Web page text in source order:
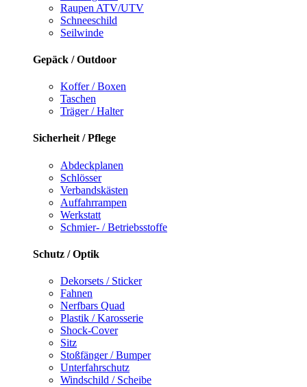
Raupen ATV/UTV
Schneeschild
Seilwinde
Gepäck / Outdoor
Koffer / Boxen
Taschen
Träger / Halter
Sicherheit / Pflege
Abdeckplanen
Schlösser
Verbandskästen
Auffahrrampen
Werkstatt
Schmier- / Betriebsstoffe
Schutz / Optik
Dekorsets / Sticker
Fahnen
Nerfbars Quad
Plastik / Karosserie
Shock-Cover
Sitz
Stoßfänger / Bumper
Unterfahrschutz
Windschild / Scheibe